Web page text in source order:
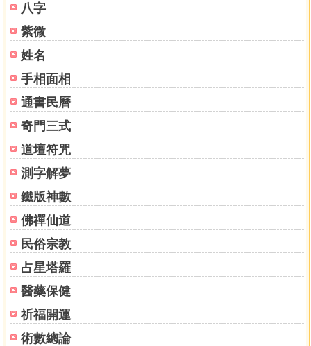
八字
紫微
姓名
手相面相
通書民曆
奇門三式
道壇符咒
測字解夢
鐵版神數
佛禪仙道
民俗宗教
占星塔羅
醫藥保健
祈福開運
術數總論